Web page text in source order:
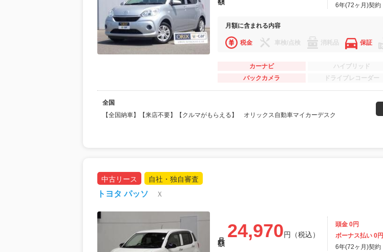
6年(72ヶ月)契約
月額に含まれる内容
税金 車検/点検 消耗品 保証
カーナビ ハイブリッド
バックカメラ
ドライブレコーダー
全国
【全国納車】【来店不要】【クルマがもらえる】 オリックス自動車マイカーデスク
中古リース 自社・独自審査
トヨタ パッソ Ｘ
24,970円（税込）
頭金 0円
ボーナス払い 0円
6年(72ヶ月)契約